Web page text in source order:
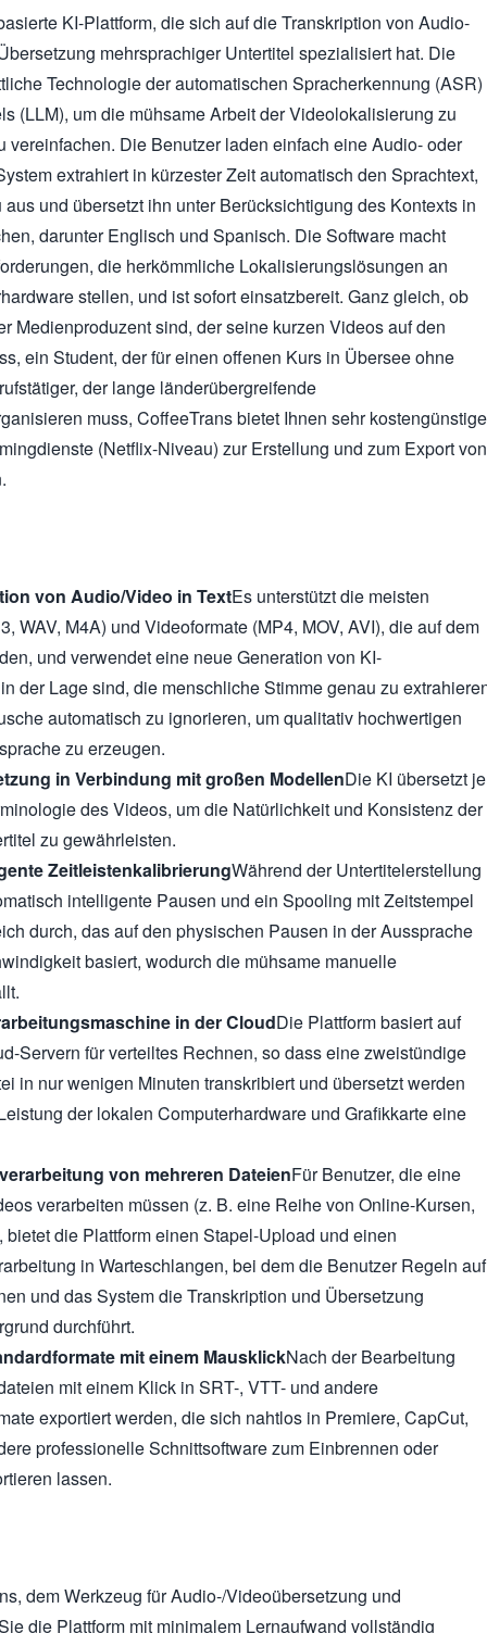
KI-Plattform, die sich auf die Transkription von Audio-
mehrsprachiger Untertitel spezialisiert hat. Die
Technologie der automatischen Spracherkennung (ASR)
(LLM), um die mühsame Arbeit der Videolokalisierung zu
vereinfachen. Die Benutzer laden einfach eine Audio- oder
extrahiert in kürzester Zeit automatisch den Sprachtext,
und übersetzt ihn unter Berücksichtigung des Kontexts in
darunter Englisch und Spanisch. Die Software macht
die herkömmliche Lokalisierungslösungen an
stellen, und ist sofort einsatzbereit. Ganz gleich, ob
Medienproduzent sind, der seine kurzen Videos auf den
ein Student, der für einen offenen Kurs in Übersee ohne
der lange länderübergreifende
muss, CoffeeTrans bietet Ihnen sehr
(Netflix-Niveau) zur Erstellung und zum Export von
von Audio/Video in TextEs unterstützt die meisten
WAV, M4A) und Videoformate (MP4, MOV, AVI), die auf dem
und verwendet eine neue Generation von KI-
der Lage sind, die menschliche Stimme genau zu
automatisch zu ignorieren, um qualitativ hochwertigen
zu erzeugen.
in Verbindung mit großen ModellenDie KI übersetzt je
des Videos, um die Natürlichkeit und Konsistenz der
zu gewährleisten.
ZeitleistenkalibrierungWährend der Untertitelerstellung
intelligente Pausen und ein Spooling mit Zeitstempel
durch, das auf den physischen Pausen in der Aussprache
basiert, wodurch die mühsame manuelle
in der CloudDie Plattform basiert auf
Servern für verteiltes Rechnen, so dass eine zweistündige
in nur wenigen Minuten transkribiert und übersetzt werden
der lokalen Computerhardware und Grafikkarte eine
von mehreren DateienFür Benutzer, die eine
verarbeiten müssen (z. B. eine Reihe von Online-Kursen,
bietet die Plattform einen Stapel-Upload und einen
in Warteschlangen, bei dem die Benutzer Regeln auf
und das System die Transkription und Übersetzung
durchführt.
mit einem MausklickNach der Bearbeitung
mit einem Klick in SRT-, VTT- und andere
exportiert werden, die sich nahtlos in Premiere, CapCut,
professionelle Schnittsoftware zum Einbrennen oder
lassen.
dem Werkzeug für Audio-/Videoübersetzung und
die Plattform mit minimalem Lernaufwand vollständig